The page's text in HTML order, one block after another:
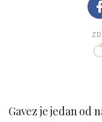
Gavez je jedan od